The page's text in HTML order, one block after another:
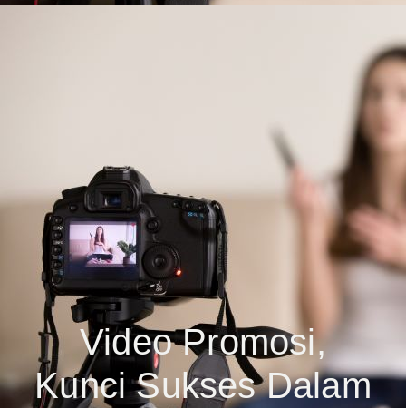
Video Promosi,
Kunci Sukses Dalam